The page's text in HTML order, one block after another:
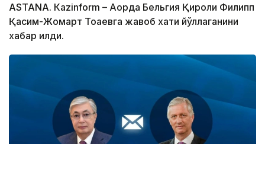
ASTANА. Кazinform – Ақорда Бельгия Қироли Филипп
Қасим-Жомарт Тоқаевга жавоб хати йўллаганини
хабар қилди.